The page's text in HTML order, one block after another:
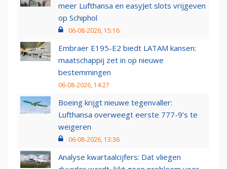
meer Lufthansa en easyJet slots vrijgeven
op Schiphol
06-08-2026, 15:16
Embraer E195-E2 biedt LATAM kansen:
maatschappij zet in op nieuwe
bestemmingen
06-08-2026, 14:27
Boeing krijgt nieuwe tegenvaller:
Lufthansa overweegt eerste 777-9’s te
weigeren
06-08-2026, 13:36
Analyse kwartaalcijfers: Dat vliegen